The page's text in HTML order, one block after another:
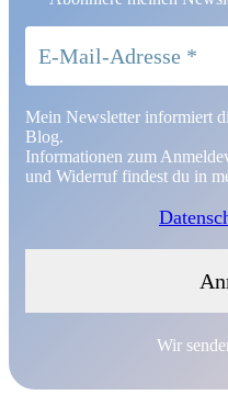
Mein Newsletter informiert
Blog.
Informationen zum
und Widerruf findest du in
Wir